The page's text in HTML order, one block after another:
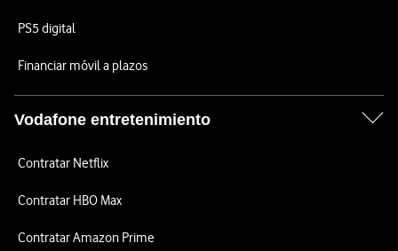
PS5 digital
Financiar móvil a plazos
Vodafone entretenimiento
Contratar Netflix
Contratar HBO Max
Contratar Amazon Prime